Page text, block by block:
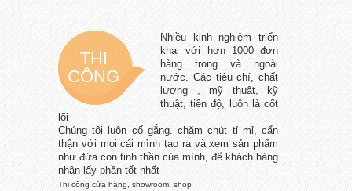
THI
CÔNG
Nhiều kinh nghiệm triển
khai với hơn 1000 đơn
hàng trong và ngoài
nước. Các tiêu chí, chất
lượng , mỹ thuật, kỹ
thuật, tiến độ, luôn là cốt
lõi
Chúng tôi luôn cố gắng. chăm chút tỉ mỉ, cẩn
thận với mọi cái mình tạo ra và xem sản phẩm
như đứa con tinh thần của mình, để khách hàng
nhận lấy phần tốt nhất
Thi công cửa hàng, showroom, shop